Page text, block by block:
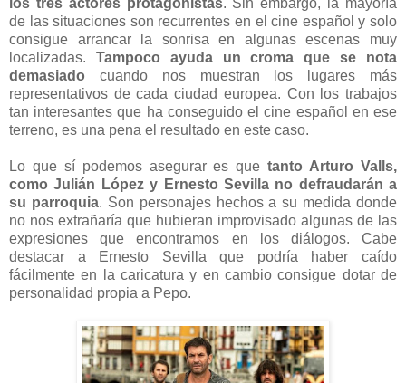
los tres actores protagonistas. Sin embargo, la mayoría
de las situaciones son recurrentes en el cine español y solo
consigue arrancar la sonrisa en algunas escenas muy
localizadas. Tampoco ayuda un croma que se nota
demasiado cuando nos muestran los lugares más
representativos de cada ciudad europea. Con los trabajos
tan interesantes que ha conseguido el cine español en ese
terreno, es una pena el resultado en este caso.
Lo que sí podemos asegurar es quetanto Arturo Valls,
como Julián López y Ernesto Sevilla no defraudarán a
su parroquia. Son personajes hechos a su medida donde
no nos extrañaría que hubieran improvisado algunas de las
expresiones que encontramos en los diálogos. Cabe
destacar a Ernesto Sevilla que podría haber caído
fácilmente en la caricatura y en cambio consigue dotar de
personalidad propia a Pepo.